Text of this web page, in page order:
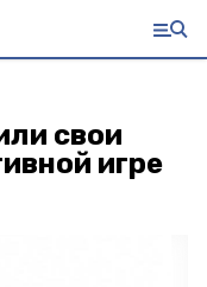
свои
игре